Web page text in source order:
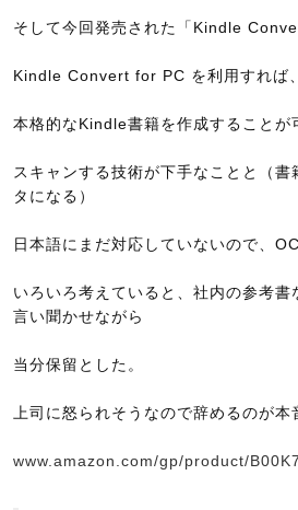
そして今回発売された「Kindle
Kindle Convert for PC を利用すれば
本格的なKindle書籍を作成することが
スキャンする技術が下手なことと（
タになる）
日本語にまだ対応していないので、
いろいろ考えていると、社内の参考
言い聞かせながら
当分保留とした。
上司に怒られそうなので辞めるのが本
www.amazon.com/gp/product/